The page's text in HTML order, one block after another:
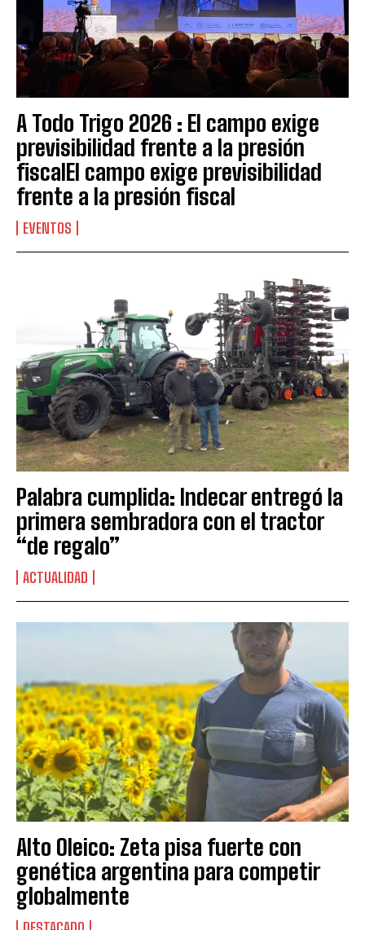
A Todo Trigo 2026 : El campo exige
previsibilidad frente a la presión
fiscalEl campo exige previsibilidad
frente a la presión fiscal
EVENTOS
Palabra cumplida: Indecar entregó la
primera sembradora con el tractor
“de regalo”
ACTUALIDAD
Alto Oleico: Zeta pisa fuerte con
genética argentina para competir
globalmente